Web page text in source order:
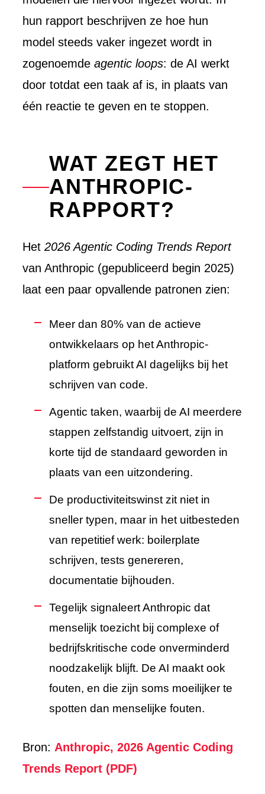
hun rapport beschrijven ze hoe hun
model steeds vaker ingezet wordt in
zogenoemde agentic loops: de AI werkt
door totdat een taak af is, in plaats van
één reactie te geven en te stoppen.
WAT ZEGT HET
ANTHROPIC-
RAPPORT?
Het 2026 Agentic Coding Trends Report
van Anthropic (gepubliceerd begin 2025)
laat een paar opvallende patronen zien:
Meer dan 80% van de actieve
ontwikkelaars op het Anthropic-
platform gebruikt AI dagelijks bij het
schrijven van code.
Agentic taken, waarbij de AI meerdere
stappen zelfstandig uitvoert, zijn in
korte tijd de standaard geworden in
plaats van een uitzondering.
De productiviteitswinst zit niet in
sneller typen, maar in het uitbesteden
van repetitief werk: boilerplate
schrijven, tests genereren,
documentatie bijhouden.
Tegelijk signaleert Anthropic dat
menselijk toezicht bij complexe of
bedrijfskritische code onverminderd
noodzakelijk blijft. De AI maakt ook
fouten, en die zijn soms moeilijker te
spotten dan menselijke fouten.
Bron: Anthropic, 2026 Agentic Coding
Trends Report (PDF)